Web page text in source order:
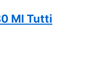
Ml Tutti